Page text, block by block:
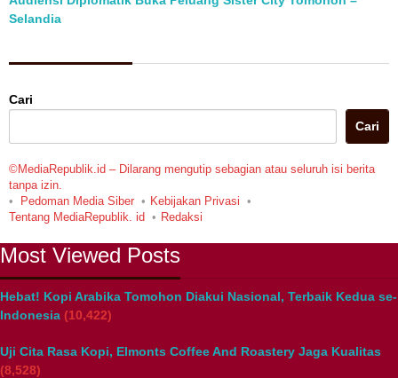
Selandia
Cari
Cari
©MediaRepublik.id – Dilarang mengutip sebagian atau seluruh isi berita
tanpa izin.
Pedoman Media Siber
Kebijakan Privasi
Tentang MediaRepublik. id
Redaksi
Most Viewed Posts
Hebat! Kopi Arabika Tomohon Diakui Nasional, Terbaik Kedua se-
Indonesia (10,422)
Uji Cita Rasa Kopi, Elmonts Coffee And Roastery Jaga Kualitas
(8,528)